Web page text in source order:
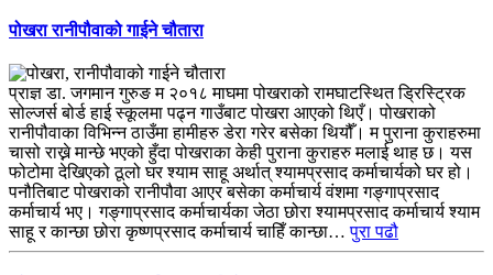
पोखरा रानीपौवाको गाईने चौतारा
प्राज्ञ डा. जगमान गुरुङ म २०१८ माघमा पोखराको रामघाटस्थित ड्रिस्ट्रिक
सोल्जर्स बोर्ड हाई स्कूलमा पढ्न गाउँबाट पोखरा आएको थिएँ। पोखराको
रानीपौवाका विभिन्न ठाउँमा हामीहरु डेरा गरेर बसेका थियौँ। म पुराना कुराहरुमा
चासो राख्ने मान्छे भएको हुँदा पोखराका केही पुराना कुराहरु मलाई थाह छ। यस
फोटोमा देखिएको ठूलो घर श्याम साहू अर्थात् श्यामप्रसाद कर्माचार्यको घर हो।
पनौतिबाट पोखराको रानीपौवा आएर बसेका कर्माचार्य वंशमा गङ्गाप्रसाद
कर्माचार्य भए। गङ्गाप्रसाद कर्माचार्यका जेठा छोरा श्यामप्रसाद कर्माचार्य श्याम
साहू र कान्छा छोरा कृष्णप्रसाद कर्माचार्य चाहिँ कान्छा…पुरा पढौ